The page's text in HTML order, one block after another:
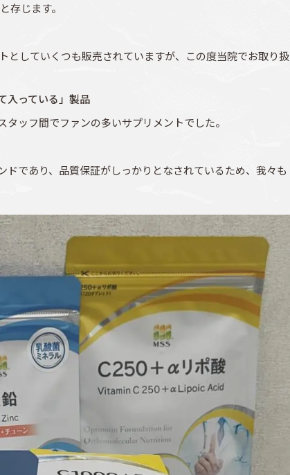
存じます。
としていくつも販売されていますが、この度当院でお取り扱
入っている」製品
ッフ間でファンの多いサプリメントでした。
であり、品質保証がしっかりとなされているため、我々も